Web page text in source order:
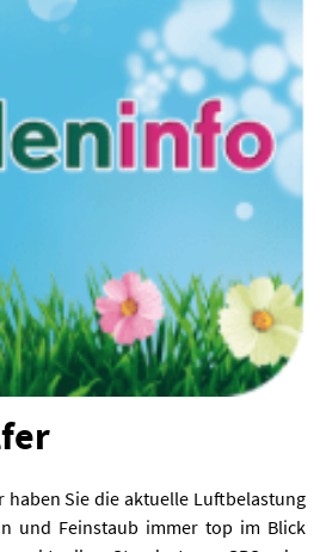
haben Sie die aktuelle Luftbelastung
und Feinstaub immer top im Blick